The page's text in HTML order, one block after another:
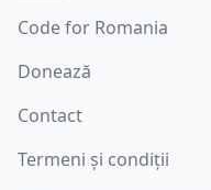
Code for Romania
Donează
Contact
Termeni și condiții